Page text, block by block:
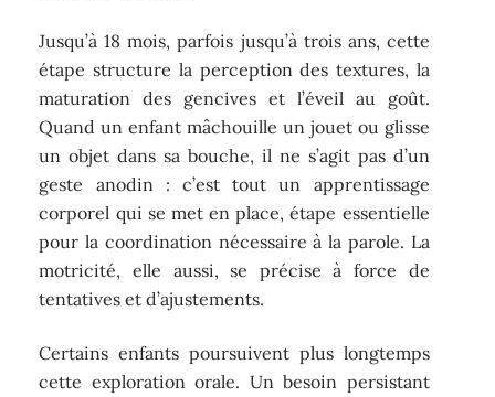
Jusqu’à 18 mois, parfois jusqu’à trois ans, cette
étape structure la perception des textures, la
maturation des gencives et l’éveil au goût.
Quand un enfant mâchouille un jouet ou glisse
un objet dans sa bouche, il ne s’agit pas d’un
geste anodin : c’est tout un apprentissage
corporel qui se met en place, étape essentielle
pour la coordination nécessaire à la parole. La
motricité, elle aussi, se précise à force de
tentatives et d’ajustements.
Certains enfants poursuivent plus longtemps
cette exploration orale. Un besoin persistant